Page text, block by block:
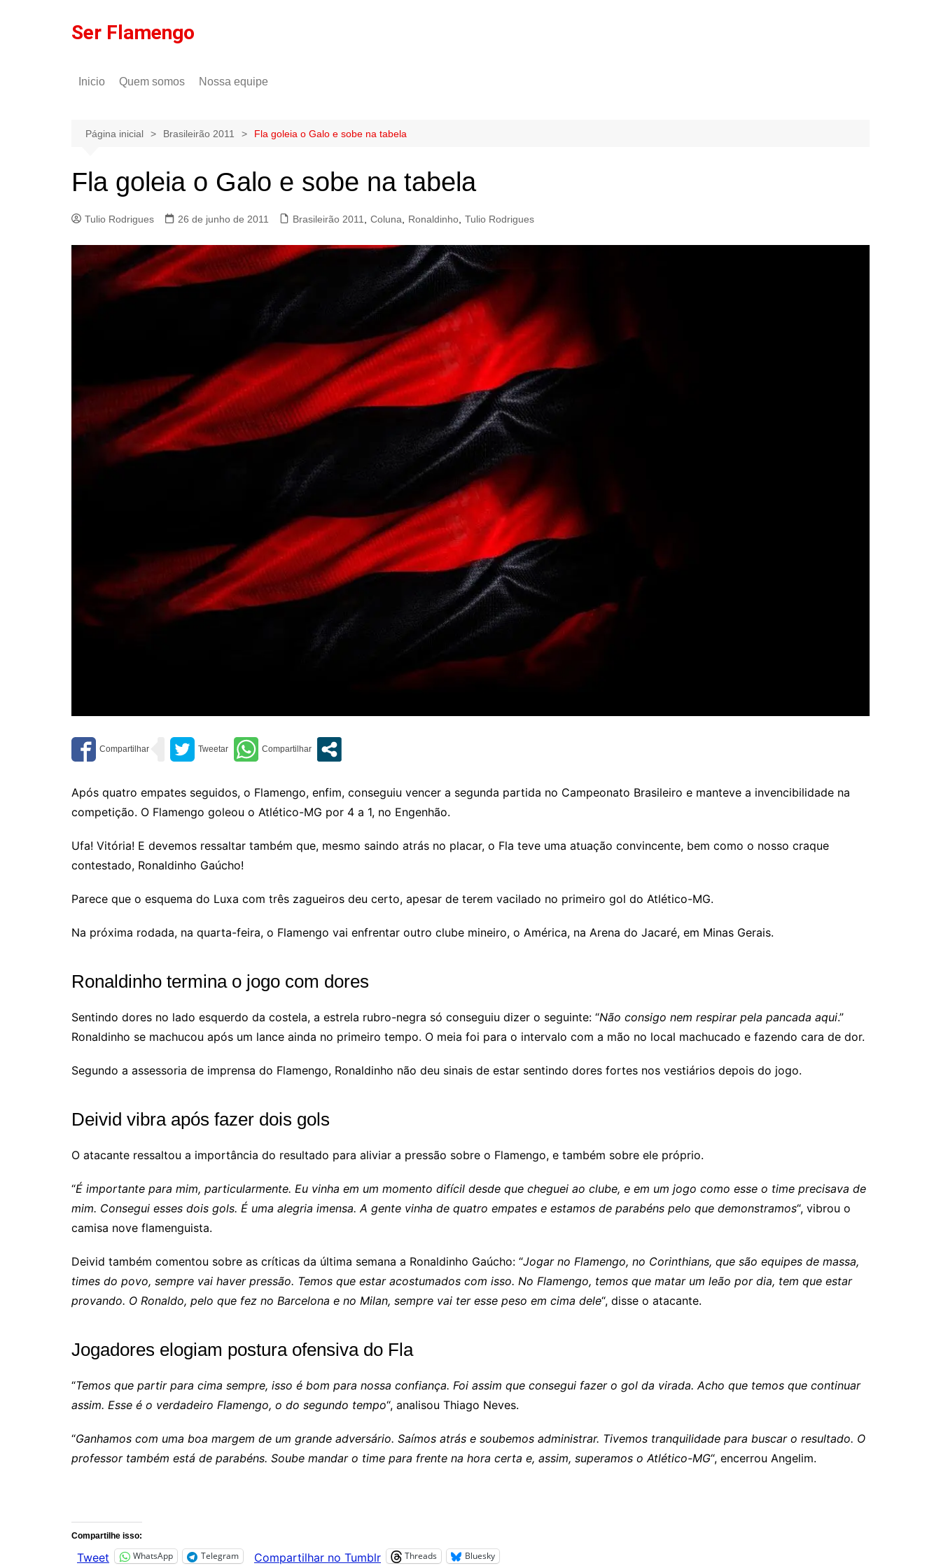
Ser Flamengo
Inicio Quem somos
Política de privacidade
Nossa equipe
Gilson Lima
Página inicial Brasileirão 2011 Fla goleia o Galo e sobe na tabela
Fla goleia o Galo e sobe na tabela
Tulio Rodrigues 26 de junho de 2011 Brasileirão 2011 Coluna Ronaldinho Tulio Rodrigues
Após quatro empates seguidos, o Flamengo, enfim, conseguiu vencer a segunda partida no Campeonato Brasileiro e manteve a invencibilidade na
competição. O Flamengo goleou o Atlético-MG por 4 a 1, no Engenhão.
Ufa! Vitória! E devemos ressaltar também que, mesmo saindo atrás no placar, o Fla teve uma atuação convincente, bem como o nosso craque
contestado, Ronaldinho Gaúcho!
Parece que o esquema do Luxa com três zagueiros deu certo, apesar de terem vacilado no primeiro gol do Atlético-MG.
Na próxima rodada, na quarta-feira, o Flamengo vai enfrentar outro clube mineiro, o América, na Arena do Jacaré, em Minas Gerais.
Ronaldinho termina o jogo com dores
Sentindo dores no lado esquerdo da costela, a estrela rubro-negra só conseguiu dizer o seguinte: “Não consigo nem respirar pela pancada aqui.”
Ronaldinho se machucou após um lance ainda no primeiro tempo. O meia foi para o intervalo com a mão no local machucado e fazendo cara de dor.
Segundo a assessoria de imprensa do Flamengo, Ronaldinho não deu sinais de estar sentindo dores fortes nos vestiários depois do jogo.
Deivid vibra após fazer dois gols
O atacante ressaltou a importância do resultado para aliviar a pressão sobre o Flamengo, e também sobre ele próprio.
“É importante para mim, particularmente. Eu vinha em um momento difícil desde que cheguei ao clube, e em um jogo como esse o time precisava de
mim. Consegui esses dois gols. É uma alegria imensa. A gente vinha de quatro empates e estamos de parabéns pelo que demonstramos“, vibrou o
camisa nove flamenguista.
Deivid também comentou sobre as críticas da última semana a Ronaldinho Gaúcho: “Jogar no Flamengo, no Corinthians, que são equipes de massa,
times do povo, sempre vai haver pressão. Temos que estar acostumados com isso. No Flamengo, temos que matar um leão por dia, tem que estar
provando. O Ronaldo, pelo que fez no Barcelona e no Milan, sempre vai ter esse peso em cima dele“, disse o atacante.
Jogadores elogiam postura ofensiva do Fla
“Temos que partir para cima sempre, isso é bom para nossa confiança. Foi assim que consegui fazer o gol da virada. Acho que temos que continuar
assim. Esse é o verdadeiro Flamengo, o do segundo tempo“, analisou Thiago Neves.
“Ganhamos com uma boa margem de um grande adversário. Saímos atrás e soubemos administrar. Tivemos tranquilidade para buscar o resultado. O
professor também está de parabéns. Soube mandar o time para frente na hora certa e, assim, superamos o Atlético-MG“, encerrou Angelim.
Compartilhe isso:
Tweet WhatsApp Telegram Compartilhar no Tumblr Threads Bluesky